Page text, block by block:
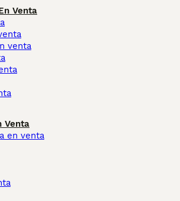
Venta
venta
Venta
en venta